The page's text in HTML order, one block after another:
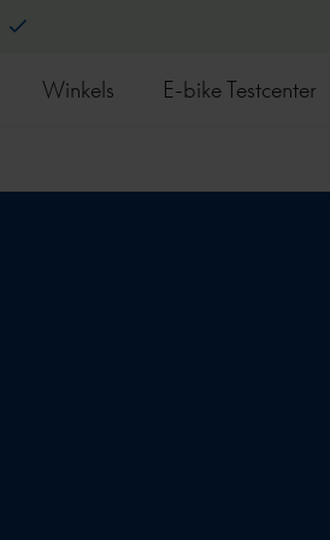
Winkels E-bike Testcenter